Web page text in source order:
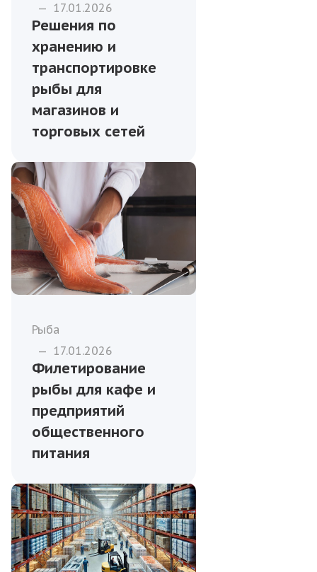
— 17.01.2026
Решения по
хранению и
транспортировке
рыбы для
магазинов и
торговых сетей
Рыба
— 17.01.2026
Филетирование
рыбы для кафе и
предприятий
общественного
питания